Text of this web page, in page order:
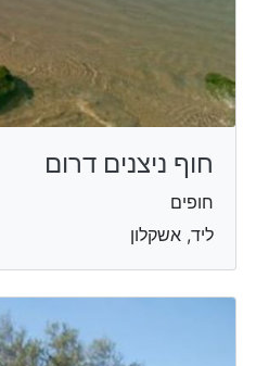
חוף ניצנים דרום
חופים
ליד, אשקלון